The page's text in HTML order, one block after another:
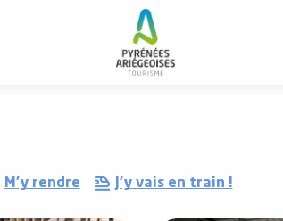
M'y rendre J'y vais en train !